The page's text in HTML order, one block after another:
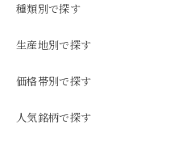
種類別で探す
生産地別で探す
価格帯別で探す
人気銘柄で探す